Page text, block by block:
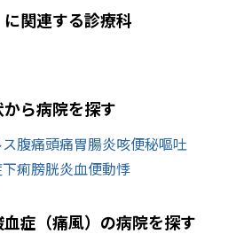
関連する診療科
ら病院を探す
腹痛頭痛胃腸炎咳便秘嘔吐
下痢膀胱炎血便動悸
症（痛風）の病院を探す